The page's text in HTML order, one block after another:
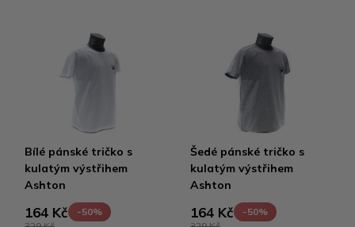
Bílé pánské tričko s
kulatým výstřihem
Ashton
164 Kč
-50%
Šedé pánské tričko s
kulatým výstřihem
Ashton
164 Kč
-50%